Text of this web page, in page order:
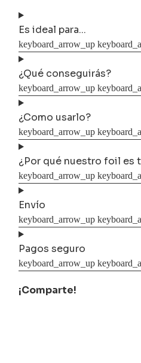
Es ideal para...
¿Qué conseguirás?
¿Como usarlo?
¿Por qué nuestro foil es
Envío
Pagos seguro
¡Comparte!